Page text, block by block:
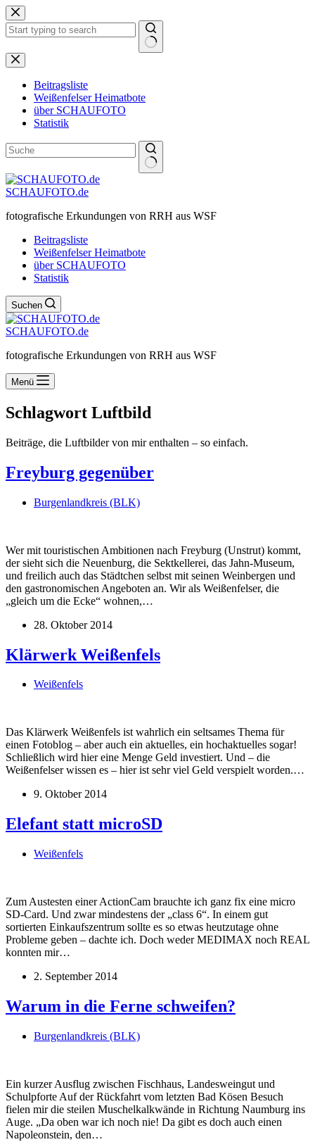
Zum
Inhalt
springen
Keine
Ergebnisse
Beitragsliste
Weißenfelser Heimatbote
über SCHAUFOTO
Statistik
SCHAUFOTO.de
fotografische Erkundungen von RRH aus WSF
Beitragsliste
Weißenfelser Heimatbote
über SCHAUFOTO
Statistik
Suchen
SCHAUFOTO.de
fotografische Erkundungen von RRH aus WSF
Menü
Schlagwort Luftbild
Beiträge, die Luftbilder von mir enthalten – so einfach.
Freyburg gegenüber
Burgenlandkreis (BLK)
Wer mit touristischen Ambitionen nach Freyburg (Unstrut) kommt,
der sieht sich die Neuenburg, die Sektkellerei, das Jahn-Museum,
und freilich auch das Städtchen selbst mit seinen Weinbergen und
den gastronomischen Angeboten an. Wir als Weißenfelser, die
„gleich um die Ecke“ wohnen,…
28. Oktober 2014
Klärwerk Weißenfels
Weißenfels
Das Klärwerk Weißenfels ist wahrlich ein seltsames Thema für
einen Fotoblog – aber auch ein aktuelles, ein hochaktuelles sogar!
Schließlich wird hier eine Menge Geld investiert. Und – die
Weißenfelser wissen es – hier ist sehr viel Geld verspielt worden.…
9. Oktober 2014
Elefant statt microSD
Weißenfels
Zum Austesten einer ActionCam brauchte ich ganz fix eine micro
SD-Card. Und zwar mindestens der „class 6“. In einem gut
sortierten Einkaufszentrum sollte es so etwas heutzutage ohne
Probleme geben – dachte ich. Doch weder MEDIMAX noch REAL
konnten mir…
2. September 2014
Warum in die Ferne schweifen?
Burgenlandkreis (BLK)
Ein kurzer Ausflug zwischen Fischhaus, Landesweingut und
Schulpforte Auf der Rückfahrt vom letzten Bad Kösen Besuch
fielen mir die steilen Muschelkalkwände in Richtung Naumburg ins
Auge. „Da oben war ich noch nie! Da gibt es doch auch einen
Napoleonstein, den…